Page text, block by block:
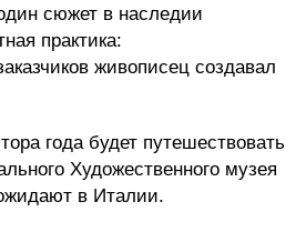
сюжет в наследии
практика:
живописец создавал
года будет путешествовать
Художественного музея
в Италии.